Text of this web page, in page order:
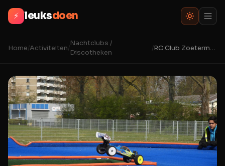
⚡ leuksdoen
Home/Activiteiten/
Nachtclubs /
Discotheken
/ RC Club Zoetermeer